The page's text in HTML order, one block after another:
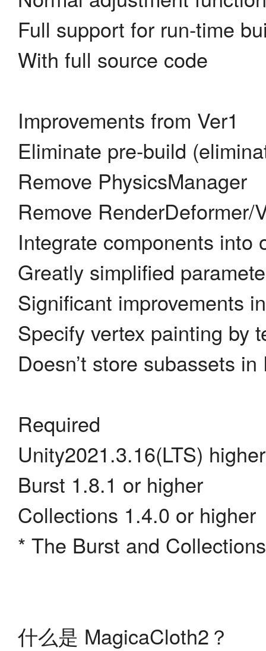
Full support for run-time
With full source code
Improvements from Ver1
Eliminate pre-build
Remove PhysicsManager
Remove RenderDeformer/
Integrate components into
Greatly simplified
Significant improvements
Specify vertex painting by
Doesn’t store subassets
Required
Unity2021.3.16(LTS) higher
Burst 1.8.1 or higher
Collections 1.4.0 or higher
* The Burst and
什么是 MagicaCloth2？